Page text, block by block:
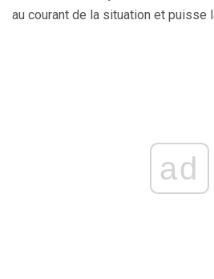
au courant de la situation et puisse
ad